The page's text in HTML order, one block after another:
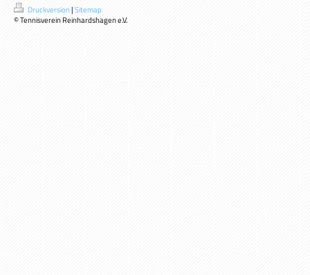
Druckversion|Sitemap
© Tennisverein Reinhardshagen e.V.